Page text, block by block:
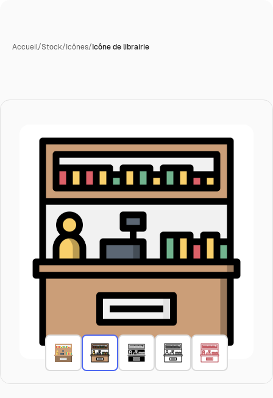
Accueil/Stock/Icônes/Icône de librairie